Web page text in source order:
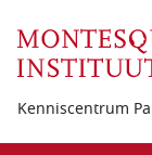
Kenniscentrum